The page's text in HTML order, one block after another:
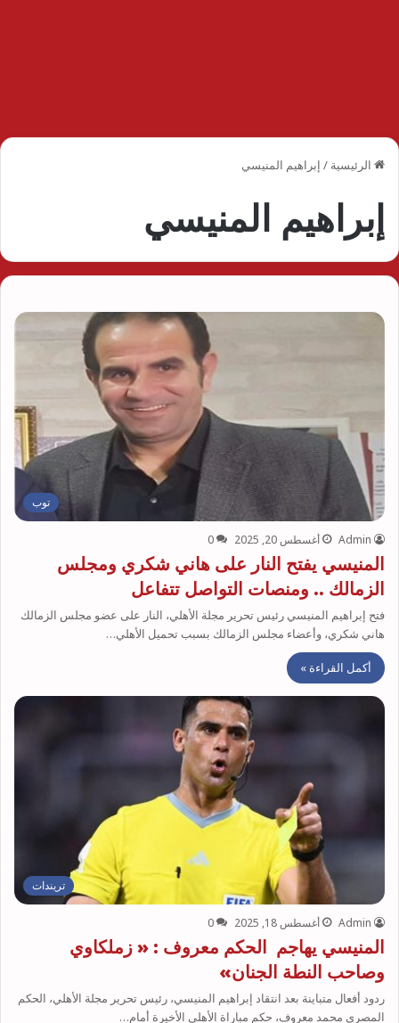
الرئيسية / إبراهيم المنيسي
إبراهيم المنيسي
توب
Admin أغسطس 20, 2025 0
المنيسي يفتح النار على هاني شكري ومجلس
الزمالك .. ومنصات التواصل تتفاعل
فتح إبراهيم المنيسي رئيس تحرير مجلة الأهلي، النار على عضو مجلس الزمالك
هاني شكري، وأعضاء مجلس الزمالك بسبب تحميل الأهلي…
أكمل القراءة »
تريندات
Admin أغسطس 18, 2025 0
المنيسي يهاجم الحكم معروف : « زملكاوي
وصاحب النطة الجنان»
ردود أفعال متباينة بعد انتقاد إبراهيم المنيسي، رئيس تحرير مجلة الأهلي، الحكم
المصري محمد معروف، حكم مباراة الأهلي الأخيرة أمام…